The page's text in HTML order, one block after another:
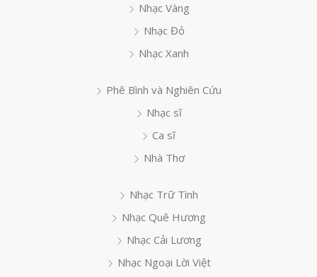
Nhạc Vàng
Nhạc Đỏ
Nhạc Xanh
Phê Bình và Nghiên Cứu
Nhạc sĩ
Ca sĩ
Nhà Thơ
Nhạc Trữ Tình
Nhạc Quê Hương
Nhạc Cải Lương
Nhạc Ngoại Lời Việt